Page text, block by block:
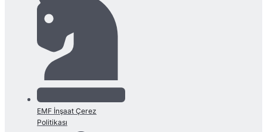
EMF İnşaat Çerez
Politikası